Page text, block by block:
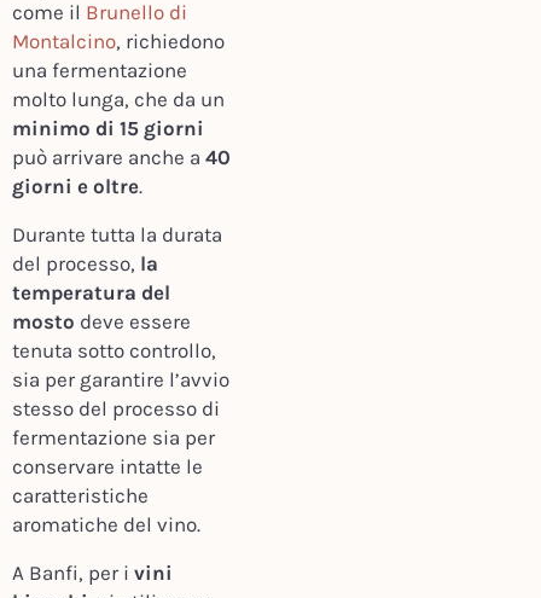
come il Brunello di
Montalcino, richiedono
una fermentazione
molto lunga, che da un
minimo di 15 giorni
può arrivare anche a 40
giorni e oltre.
Durante tutta la durata
del processo, la
temperatura del
mosto deve essere
tenuta sotto controllo,
sia per garantire l’avvio
stesso del processo di
fermentazione sia per
conservare intatte le
caratteristiche
aromatiche del vino.
A Banfi, per i vini